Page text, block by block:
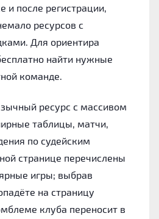
и после регистрации,
ресурсов с
Для ориентира
найти нужные
команде.
ресурс с массивом
таблицы, матчи,
по судейским
странице перечислены
игры; выбрав
на страницу
клуба переносит в